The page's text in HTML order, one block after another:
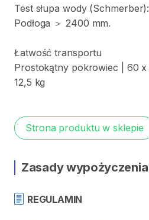
Test słupa wody (Schmerber):
Podłoga ＞ 2400 mm.
Łatwość transportu
Prostokątny pokrowiec 60 x
12​,​5 kg
Strona produktu w sklepie
Zasady wypożyczenia
REGULAMIN